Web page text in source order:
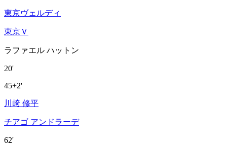
東京ヴェルディ
東京Ｖ
ラファエル ハットン
20'
45+2'
川﨑 修平
チアゴ アンドラーデ
62'